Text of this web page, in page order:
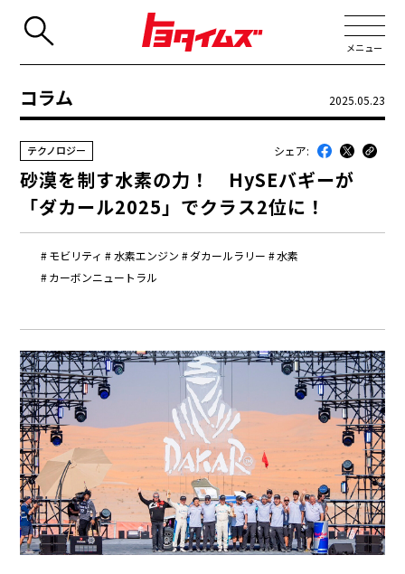
メニュー
最近のトヨタ
連載
コラム
トヨタイムズスポーツ
トヨタイムズPodcast
SDGs
経営
豊田章男 佐藤恒治 決算 株主総会 労使協議会
コラム 2025.05.23
モビリティ 水素エンジン ダカールラリー
水素
カーボンニュートラル
テクノロジー シェア:
砂漠を制す水素の力！ HySEバギーが
「ダカール2025」でクラス2位に！